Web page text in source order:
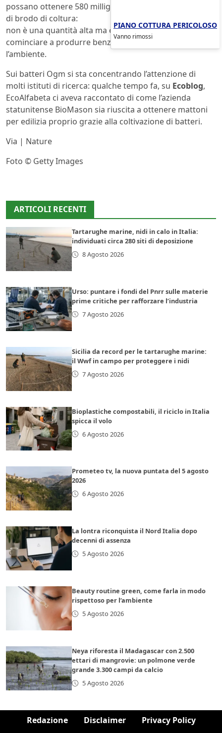
possano ottenere 580 milligrammi di benzina ogni litro
di brodo di coltura:
non è una quantità alta ma è un buon inizio per
cominciare a produrre benzina in modo sostenibile per
l’ambiente.
Sui batteri Ogm si sta concentrando l’attenzione di
molti istituti di ricerca: qualche tempo fa, su Ecoblog,
EcoAlfabeta ci aveva raccontato di come l’azienda
statunitense BioMason sia riuscita a ottenere mattoni
per edilizia proprio grazie alla coltivazione di batteri.
Via | Nature
Foto © Getty Images
ARTICOLI RECENTI
Tartarughe marine, nidi in calo in Italia:
individuati circa 280 siti di deposizione
8 Agosto 2026
Urso: puntare i fondi del Pnrr sulle materie
prime critiche per rafforzare l’industria
7 Agosto 2026
Sicilia da record per le tartarughe marine:
il Wwf in campo per proteggere i nidi
7 Agosto 2026
Bioplastiche compostabili, il riciclo in Italia
spicca il volo
6 Agosto 2026
Prometeo tv, la nuova puntata del 5 agosto
2026
6 Agosto 2026
La lontra riconquista il Nord Italia dopo
decenni di assenza
5 Agosto 2026
Beauty routine green, come farla in modo
rispettoso per l’ambiente
5 Agosto 2026
Neya riforesta il Madagascar con 2.500
ettari di mangrovie: un polmone verde
grande 3.300 campi da calcio
5 Agosto 2026
Redazione Disclaimer Privacy Policy
PIANO COTTURA PERICOLOSO
Vanno rimossi